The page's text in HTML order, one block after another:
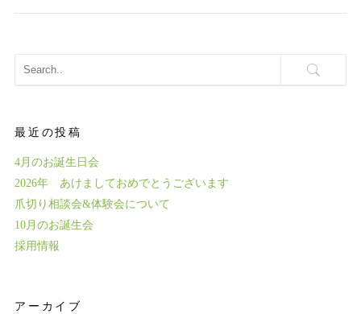
最近の投稿
4月のお誕生日会
2026年 あけましておめでとうございます
爪切り相談会&体験会について
10月のお誕生会
採用情報
アーカイブ